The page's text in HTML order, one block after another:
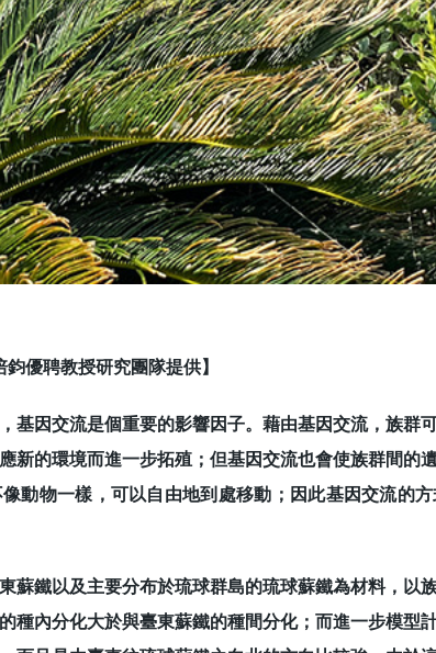
優聘教授研究團隊提供】
因交流是個重要的影響因子。藉由基因交流，族群
新的環境而進一步拓殖；但基因交流也會使族群間的
動物一樣，可以自由地到處移動；因此基因交流的
鐵以及主要分布於琉球群島的琉球蘇鐵為材料，以
種內分化大於與臺東蘇鐵的種間分化；而進一步模型